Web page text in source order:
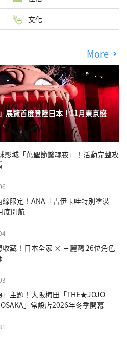
文化
More
展覽首度登陸日本！11月東京盛
影城「萬聖節驚魂夜」！活動完整攻
線限定！ANA「吉伊卡哇特別塗裝
底開航
收藏！日本全家 × 三麗鷗 26位角色
」主題！大阪梅田「THE★JOJO
」常設店2026年冬季開幕